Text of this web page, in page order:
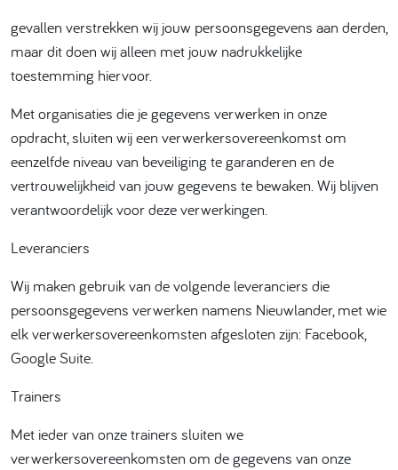
gevallen verstrekken wij jouw persoonsgegevens aan derden,
maar dit doen wij alleen met jouw nadrukkelijke
toestemming hiervoor.
Met organisaties die je gegevens verwerken in onze
opdracht, sluiten wij een verwerkersovereenkomst om
eenzelfde niveau van beveiliging te garanderen en de
vertrouwelijkheid van jouw gegevens te bewaken. Wij blijven
verantwoordelijk voor deze verwerkingen.
Leveranciers
Wij maken gebruik van de volgende leveranciers die
persoonsgegevens verwerken namens Nieuwlander, met wie
elk verwerkersovereenkomsten afgesloten zijn: Facebook,
Google Suite.
Trainers
Met ieder van onze trainers sluiten we
verwerkersovereenkomsten om de gegevens van onze